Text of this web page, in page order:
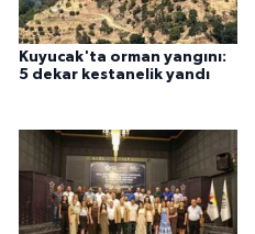
Kuyucak'ta orman yangını:
5 dekar kestanelik yandı